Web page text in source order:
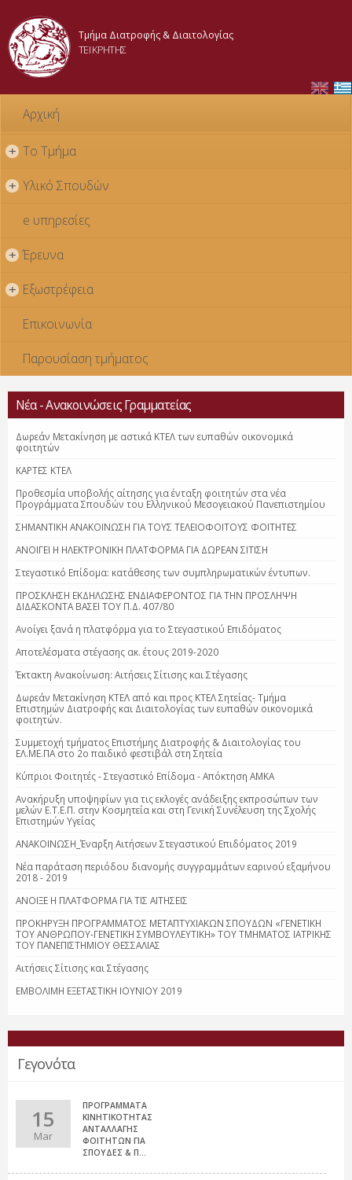
κυρίως
Τμήμα Διατροφής & Διαιτολογίας
ΤΕΙ ΚΡΗΤΗΣ
Αρχική
+ Το Τμήμα
+ Υλικό Σπουδών
e υπηρεσίες
+ Έρευνα
+ Εξωστρέφεια
Επικοινωνία
Παρουσίαση τμήματος
Νέα - Ανακοινώσεις Γραμματείας
Δωρεάν Μετακίνηση με αστικά ΚΤΕΛ των ευπαθών οικονομικά
φοιτητών
ΚΑΡΤΕΣ ΚΤΕΛ
Προθεσμία υποβολής αίτησης για ένταξη φοιτητών στα νέα
Προγράμματα Σπουδών του Ελληνικού Μεσογειακού Πανεπιστημίου
ΣΗΜΑΝΤΙΚΗ ΑΝΑΚΟΙΝΩΣΗ ΓΙΑ ΤΟΥΣ ΤΕΛΕΙΟΦΟΙΤΟΥΣ ΦΟΙΤΗΤΕΣ
ΑΝΟΙΓΕΙ Η ΗΛΕΚΤΡΟΝΙΚΗ ΠΛΑΤΦΟΡΜΑ ΓΙΑ ΔΩΡΕΑΝ ΣΙΤΙΣΗ
Στεγαστικό Επίδομα: κατάθεσης των συμπληρωματικών έντυπων.
ΠΡΟΣΚΛΗΣΗ ΕΚΔΗΛΩΣΗΣ ΕΝΔΙΑΦΕΡΟΝΤΟΣ ΓΙΑ ΤΗΝ ΠΡΟΣΛΗΨΗ
ΔΙΔΑΣΚΟΝΤΑ ΒΑΣΕΙ ΤΟΥ Π.Δ. 407/80
Ανοίγει ξανά η πλατφόρμα για το Στεγαστικού Επιδόματος
Αποτελέσματα στέγασης ακ. έτους 2019-2020
Έκτακτη Ανακοίνωση: Αιτήσεις Σίτισης και Στέγασης
Δωρεάν Μετακίνηση ΚΤΕΛ από και προς ΚΤΕΛ Σητείας- Τμήμα
Επιστημών Διατροφής και Διαιτολογίας των ευπαθών οικονομικά
φοιτητών.
Συμμετοχή τμήματος Επιστήμης Διατροφής & Διαιτολογίας του
ΕΛ.ΜΕ.ΠΑ στο 2ο παιδικό φεστιβάλ στη Σητεία
Κύπριοι Φοιτητές - Στεγαστικό Επίδομα - Απόκτηση ΑΜΚΑ
Ανακήρυξη υποψηφίων για τις εκλογές ανάδειξης εκπροσώπων των
μελών Ε.Τ.Ε.Π. στην Κοσμητεία και στη Γενική Συνέλευση της Σχολής
Επιστημών Υγείας
ΑΝΑΚΟΙΝΩΣΗ_Έναρξη Αιτήσεων Στεγαστικού Επιδόματος 2019
Νέα παράταση περιόδου διανομής συγγραμμάτων εαρινού εξαμήνου
2018 - 2019
ΑΝΟΙΞΕ Η ΠΛΑΤΦΟΡΜΑ ΓΙΑ ΤΙΣ ΑΙΤΗΣΕΙΣ
ΠΡΟΚΗΡΥΞΗ ΠΡΟΓΡΑΜΜΑΤΟΣ ΜΕΤΑΠΤΥΧΙΑΚΩΝ ΣΠΟΥΔΩΝ «ΓΕΝΕΤΙΚΗ
ΤΟΥ ΑΝΘΡΩΠΟΥ-ΓΕΝΕΤΙΚΗ ΣΥΜΒΟΥΛΕΥΤΙΚΗ» ΤΟΥ ΤΜΗΜΑΤΟΣ ΙΑΤΡΙΚΗΣ
ΤΟΥ ΠΑΝΕΠΙΣΤΗΜΙΟΥ ΘΕΣΣΑΛΙΑΣ
Αιτήσεις Σίτισης και Στέγασης
ΕΜΒΟΛΙΜΗ ΕΞΕΤΑΣΤΙΚΗ ΙΟΥΝΙΟΥ 2019
Γεγονότα
15
Mar
ΠΡΟΓΡΑΜΜΑΤΑ
ΚΙΝΗΤΙΚΟΤΗΤΑΣ
ΑΝΤΑΛΛΑΓΗΣ
ΦΟΙΤΗΤΩΝ ΓΙΑ
ΣΠΟΥΔΕΣ & Π...